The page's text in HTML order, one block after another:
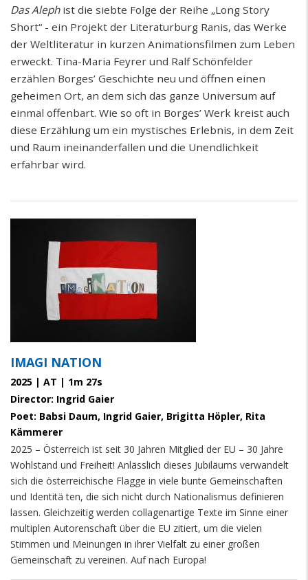
Das Aleph ist die siebte Folge der Reihe „Long Story
Short“ - ein Projekt der Literaturburg Ranis, das Werke
der Weltliteratur in kurzen Animationsfilmen zum Leben
erweckt. Tina-Maria Feyrer und Ralf Schönfelder
erzählen Borges’ Geschichte neu und öffnen einen
geheimen Ort, an dem sich das ganze Universum auf
einmal offenbart. Wie so oft in Borges’ Werk kreist auch
diese Erzählung um ein mystisches Erlebnis, in dem Zeit
und Raum ineinanderfallen und die Unendlichkeit
erfahrbar wird.
IMAGI NATION
2025 | AT | 1m 27s
Director: Ingrid Gaier
Poet: Babsi Daum, Ingrid Gaier, Brigitta Höpler, Rita
Kämmerer
2025 – Österreich ist seit 30 Jahren Mitglied der EU – 30 Jahre
Wohlstand und Freiheit! Anlässlich dieses Jubiläums verwandelt
sich die österreichische Flagge in viele bunte Gemeinschaften
und Identitä ten, die sich nicht durch Nationalismus definieren
lassen. Gleichzeitig werden collagenartige Texte im Sinne einer
multiplen Autorenschaft über die EU zitiert, um die vielen
Stimmen und Meinungen in ihrer Vielfalt zu einer großen
Gemeinschaft zu vereinen. Auf nach Europa!